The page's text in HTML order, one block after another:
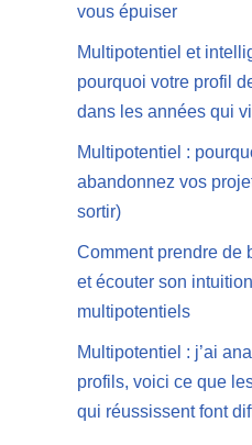
vous épuiser
Multipotentiel et
pourquoi votre profil
dans les années qui
Multipotentiel :
abandonnez vos
sortir)
Comment prendre de
et écouter son
multipotentiels
Multipotentiel : j’ai
profils, voici ce que
qui réussissent font